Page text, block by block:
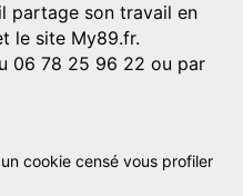
partage son travail en
le site My89.fr.
06 78 25 96 22 ou par
cookie censé vous profiler